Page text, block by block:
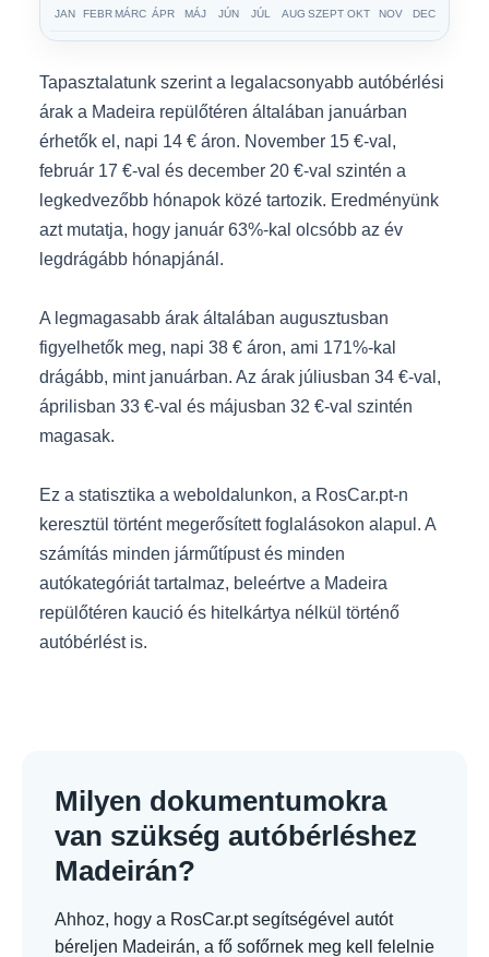
JAN FEBRMÁRC ÁPR MÁJ JÚN JÚL AUG SZEPT OKT NOV DEC
Tapasztalatunk szerint a legalacsonyabb autóbérlési
árak a Madeira repülőtéren általában januárban
érhetők el, napi 14 € áron. November 15 €-val,
február 17 €-val és december 20 €-val szintén a
legkedvezőbb hónapok közé tartozik. Eredményünk
azt mutatja, hogy január 63%-kal olcsóbb az év
legdrágább hónapjánál.
A legmagasabb árak általában augusztusban
figyelhetők meg, napi 38 € áron, ami 171%-kal
drágább, mint januárban. Az árak júliusban 34 €-val,
áprilisban 33 €-val és májusban 32 €-val szintén
magasak.
Ez a statisztika a weboldalunkon, a RosCar.pt-n
keresztül történt megerősített foglalásokon alapul. A
számítás minden járműtípust és minden
autókategóriát tartalmaz, beleértve a Madeira
repülőtéren kaució és hitelkártya nélkül történő
autóbérlést is.
Milyen dokumentumokra
van szükség autóbérléshez
Madeirán?
Ahhoz, hogy a RosCar.pt segítségével autót
béreljen Madeirán, a fő sofőrnek meg kell felelnie